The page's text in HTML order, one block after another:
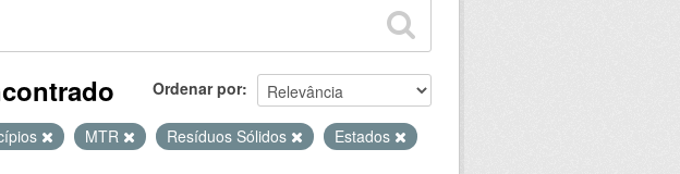
Ordenar por
MTR Resíduos Sólidos Estados